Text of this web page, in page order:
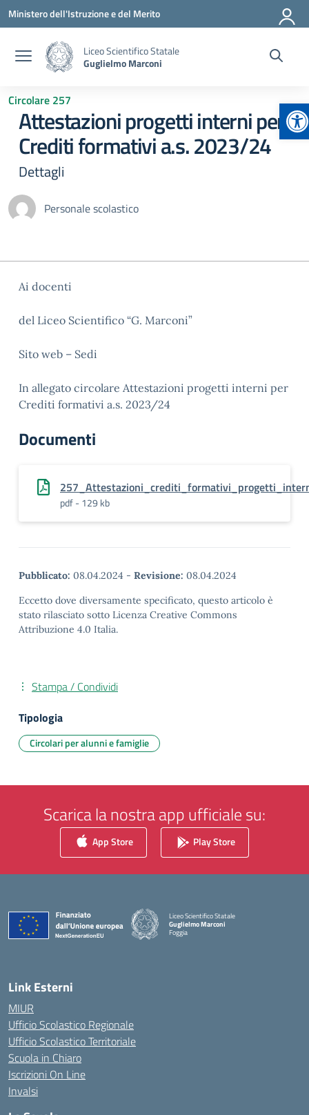
Vai ai contenuti
Vai al menu di navigazione
Vai al footer
Ministero dell'Istruzione e del Merito
Liceo Scientifico Statale
Guglielmo Marconi
Circolare 257
Attestazioni progetti interni per
Crediti formativi a.s. 2023/24
Dettagli
Personale scolastico
Ai docenti
del Liceo Scientifico “G. Marconi”
Sito web – Sedi
In allegato circolare Attestazioni progetti interni per
Crediti formativi a.s. 2023/24
Documenti
pdf - 129 kb
Pubblicato: 08.04.2024 - Revisione: 08.04.2024
Eccetto dove diversamente specificato, questo articolo è
stato rilasciato sotto Licenza Creative Commons
Attribuzione 4.0 Italia.
Stampa / Condividi
Tipologia
Circolari per alunni e famiglie
Scarica la nostra app ufficiale su:
App Store Play Store
Liceo Scientifico Statale
Guglielmo Marconi
Foggia
— Visita la pagina iniziale della scuola
Link Esterni
MIUR
Ufficio Scolastico Regionale
Ufficio Scolastico Territoriale
Scuola in Chiaro
Iscrizioni On Line
Invalsi